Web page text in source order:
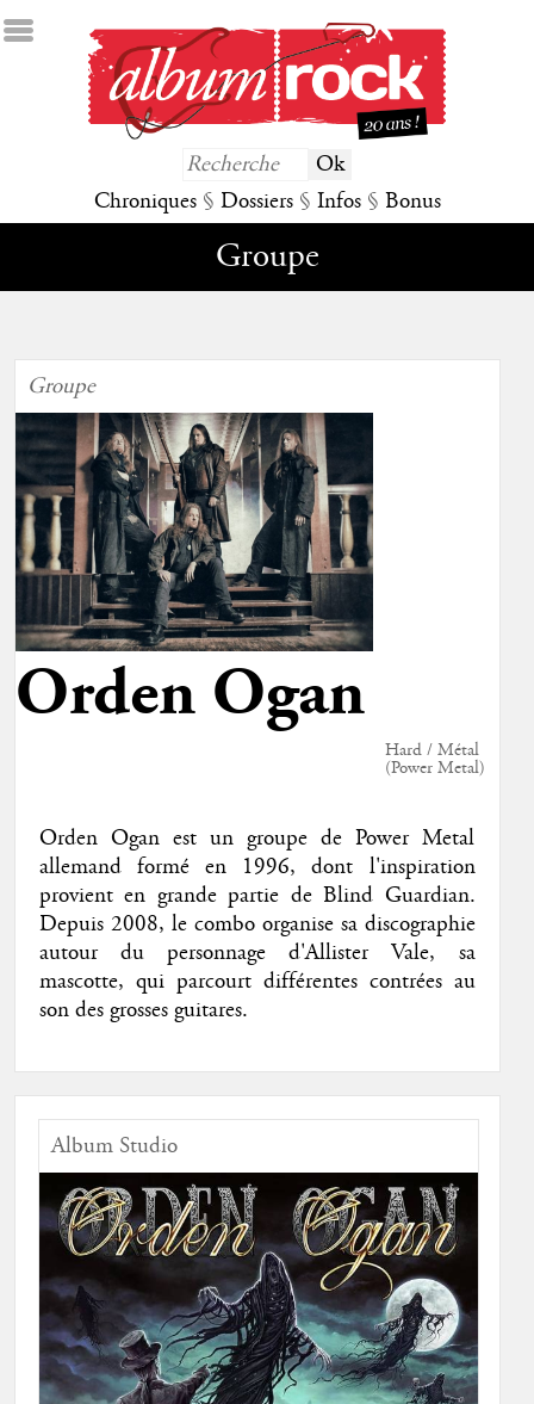
Chroniques § Dossiers § Infos § Bonus
Groupe
Groupe
Orden Ogan
Hard / Métal
(Power Metal)
Orden Ogan est un groupe de Power Metal
allemand formé en 1996, dont l'inspiration
provient en grande partie de Blind Guardian.
Depuis 2008, le combo organise sa discographie
autour du personnage d'Allister Vale, sa
mascotte, qui parcourt différentes contrées au
son des grosses guitares.
Album Studio